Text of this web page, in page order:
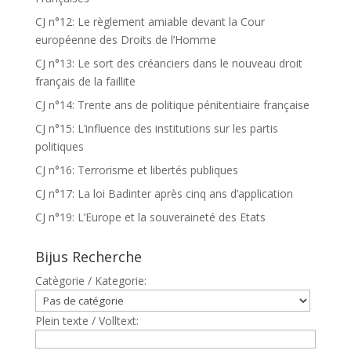
CJ n°12: Le règlement amiable devant la Cour
européenne des Droits de l’Homme
CJ n°13: Le sort des créanciers dans le nouveau droit
français de la faillite
CJ n°14: Trente ans de politique pénitentiaire française
CJ n°15: L’influence des institutions sur les partis
politiques
CJ n°16: Terrorisme et libertés publiques
CJ n°17: La loi Badinter après cinq ans d’application
CJ n°19: L’Europe et la souveraineté des Etats
Bijus Recherche
Catègorie / Kategorie:
Plein texte / Volltext: